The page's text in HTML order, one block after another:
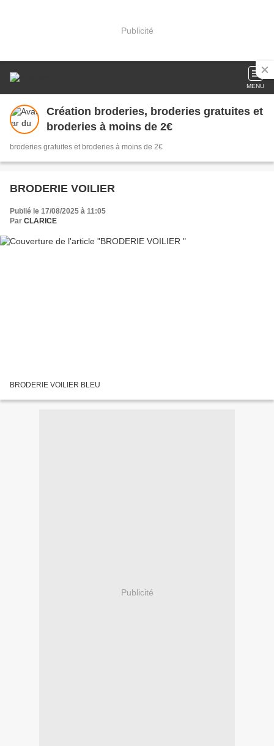
Publicité
MENU
Création broderies, broderies gratuites et
broderies à moins de 2€
broderies gratuites et broderies à moins de 2€
BRODERIE VOILIER
Publié le 17/08/2025 à 11:05
Par CLARICE
BRODERIE VOILIER BLEU
Publicité